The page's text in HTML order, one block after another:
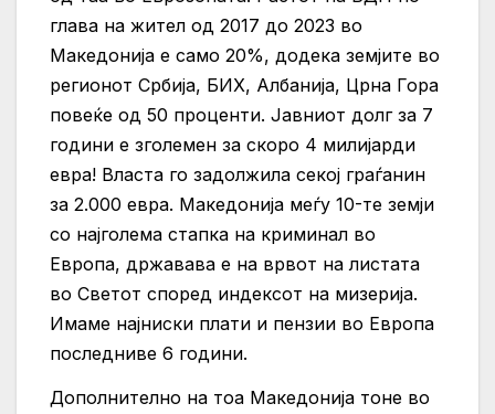
глава на жител од 2017 до 2023 во
Македонија е само 20%, додека земјите во
регионот Србија, БИХ, Албанија, Црна Гора
повеќе од 50 проценти. Јавниот долг за 7
години е зголемен за скоро 4 милијарди
евра! Власта го задолжила секој граѓанин
за 2.000 евра. Македонија меѓу 10-те земји
со најголема стапка на криминал во
Европа, државава е на врвот на листата
во Светот според индексот на мизерија.
Имаме најниски плати и пензии во Европа
последниве 6 години.
Дополнително на тоа Македонија тоне во